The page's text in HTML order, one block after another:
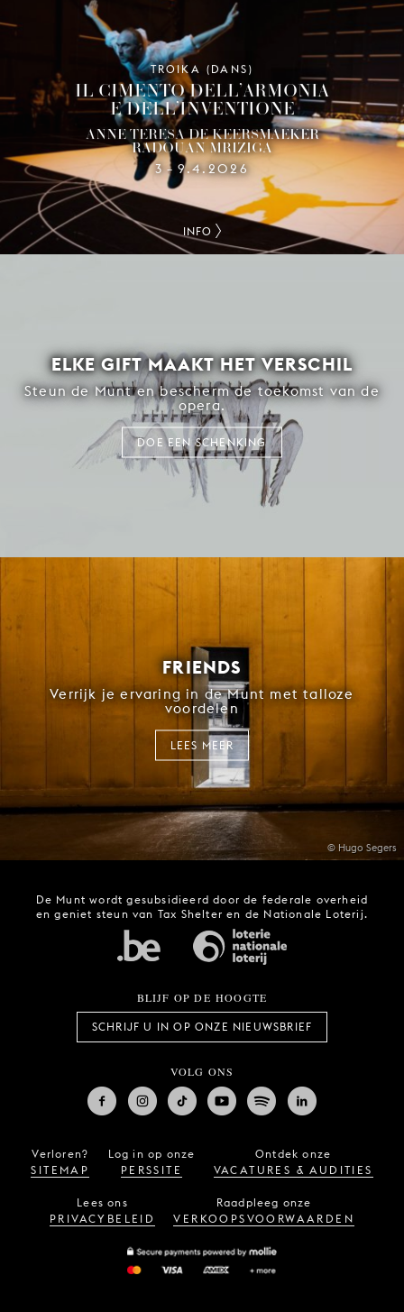
TROIKA (DANS)
IL CIMENTO DELL’ARMONIA
E DELL’INVENTIONE
ANNE TERESA DE KEERSMAEKER
RADOUAN MRIZIGA
3 – 9.4.2026
INFO
ELKE GIFT MAAKT HET VERSCHIL
Steun de Munt en bescherm de toekomst van de
opera.
DOE EEN SCHENKING
© Hugo Segers
FRIENDS
Verrijk je ervaring in de Munt met talloze
voordelen
LEES MEER
De Munt wordt gesubsidieerd door de federale overheid
en geniet steun van Tax Shelter en de Nationale Loterij.
BLIJF OP DE HOOGTE
SCHRIJF U IN OP ONZE NIEUWSBRIEF
VOLG ONS
Verloren?
SITEMAP
Log in op onze
PERSSITE
Ontdek onze
VACATURES & AUDITIES
Lees ons
PRIVACYBELEID
Raadpleeg onze
VERKOOPSVOORWAARDEN